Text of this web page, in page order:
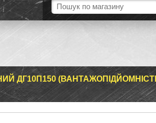
ДГ10П150